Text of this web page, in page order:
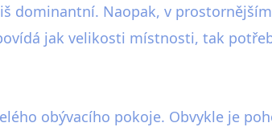
dominantní. Naopak, v
jak velikosti místnosti, tak
obývacího pokoje. Obvykle je